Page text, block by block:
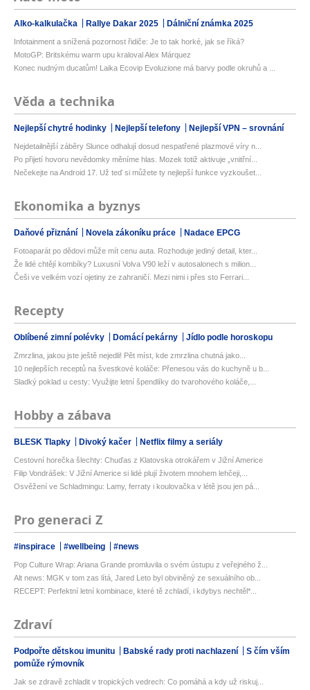
Alko-kalkulačka Rallye Dakar 2025 Dálniční známka 2025
Infotainment a snížená pozornost řidiče: Je to tak horké, jak se říká?
MotoGP: Britskému warm upu kraloval Alex Márquez
Konec nudným ducatům! Laika Ecovip Evoluzione má barvy podle okruhů a ...
Věda a technika
Nejlepší chytré hodinky Nejlepší telefony Nejlepší VPN – srovnání
Nejdetailnější záběry Slunce odhalují dosud nespatřené plazmové víry n...
Po přijetí hovoru nevědomky měníme hlas. Mozek totiž aktivuje „vnitřní...
Nečekejte na Android 17. Už teď si můžete ty nejlepší funkce vyzkoušet...
Ekonomika a byznys
Daňové přiznání Novela zákoníku práce Nadace EPCG
Fotoaparát po dědovi může mít cenu auta. Rozhoduje jediný detail, kter...
Že lidé chtějí kombíky? Luxusní Volva V90 leží v autosalonech s milion...
Češi ve velkém vozí ojetiny ze zahraničí. Mezi nimi i přes sto Ferrari...
Recepty
Oblíbené zimní polévky Domácí pekárny Jídlo podle horoskopu
Zmrzlina, jakou jste ještě nejedli! Pět míst, kde zmrzlina chutná jako...
10 nejlepších receptů na švestkové koláče: Přenesou vás do kuchyně u b...
Sladký poklad u cesty: Využijte letní špendlíky do tvarohového koláče,...
Hobby a zábava
BLESK Tlapky Divoký kačer Netflix filmy a seriály
Cestovní horečka šlechty: Chuďas z Klatovska otrokářem v Jižní Americe
Filip Vondrášek: V Jižní Americe si lidé plují životem mnohem lehčeji,...
Osvěžení ve Schladmingu: Lamy, ferraty i koulovačka v létě jsou jen pá...
Pro generaci Z
#inspirace #wellbeing #news
Pop Culture Wrap: Ariana Grande promluvila o svém ústupu z veřejného ž...
Alt news: MGK v tom zas lítá, Jared Leto byl obviněný ze sexuálního ob...
RECEPT: Perfektní letní kombinace, které tě zchladí, i kdybys nechtěl*...
Zdraví
Podpořte dětskou imunitu Babské rady proti nachlazení
S čím vším
pomůže rýmovník
Jak se zdravě zchladit v tropických vedrech: Co pomáhá a kdy už riskuj...